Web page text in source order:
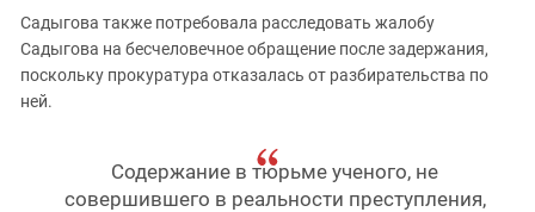
Садыгова также потребовала расследовать жалобу
Садыгова на бесчеловечное обращение после задержания,
поскольку прокуратура отказалась от разбирательства по
ней.
Содержание в тюрьме ученого, не
совершившего в реальности преступления,